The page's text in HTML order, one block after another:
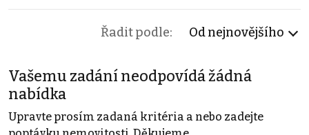
Řadit podle: Od nejnovějšího
Vašemu zadání neodpovídá žádná
nabídka
Upravte prosím zadaná kritéria a nebo zadejte